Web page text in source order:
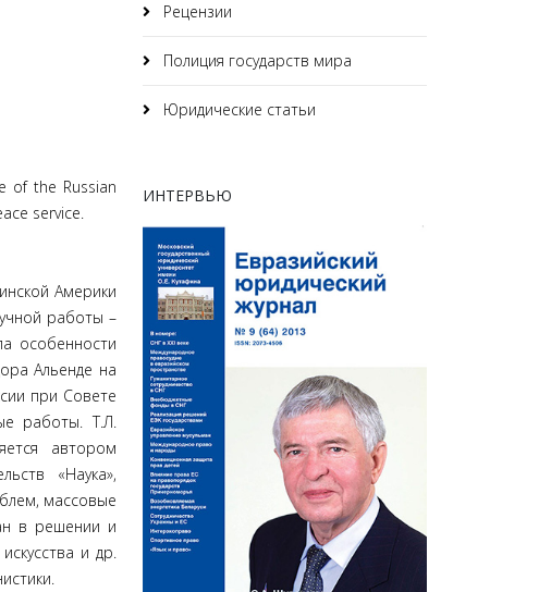
of the Russian
service.
Америки
работы –
особенности
Альенде на
при Совете
работы. Т.Л.
автором
«Наука»,
массовые
в решении и
и др.
Рецензии
Полиция государств мира
Юридические статьи
ИНТЕРВЬЮ